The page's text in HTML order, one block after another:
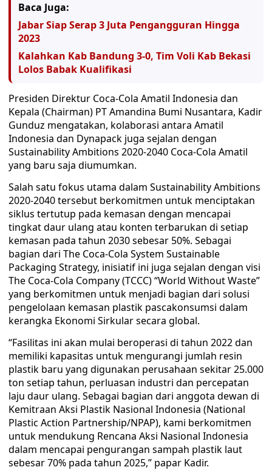
Baca Juga:
Jabar Siap Serap 3 Juta Pengangguran Hingga
2023
Kalahkan Kab Bandung 3-0, Tim Voli Kab Bekasi
Lolos Babak Kualifikasi
Presiden Direktur Coca-Cola Amatil Indonesia dan
Kepala (Chairman) PT Amandina Bumi Nusantara, Kadir
Gunduz mengatakan, kolaborasi antara Amatil
Indonesia dan Dynapack juga sejalan dengan
Sustainability Ambitions 2020-2040 Coca-Cola Amatil
yang baru saja diumumkan.
Salah satu fokus utama dalam Sustainability Ambitions
2020-2040 tersebut berkomitmen untuk menciptakan
siklus tertutup pada kemasan dengan mencapai
tingkat daur ulang atau konten terbarukan di setiap
kemasan pada tahun 2030 sebesar 50%. Sebagai
bagian dari The Coca-Cola System Sustainable
Packaging Strategy, inisiatif ini juga sejalan dengan visi
The Coca-Cola Company (TCCC) “World Without Waste”
yang berkomitmen untuk menjadi bagian dari solusi
pengelolaan kemasan plastik pascakonsumsi dalam
kerangka Ekonomi Sirkular secara global.
“Fasilitas ini akan mulai beroperasi di tahun 2022 dan
memiliki kapasitas untuk mengurangi jumlah resin
plastik baru yang digunakan perusahaan sekitar 25.000
ton setiap tahun, perluasan industri dan percepatan
laju daur ulang. Sebagai bagian dari anggota dewan di
Kemitraan Aksi Plastik Nasional Indonesia (National
Plastic Action Partnership/NPAP), kami berkomitmen
untuk mendukung Rencana Aksi Nasional Indonesia
dalam mencapai pengurangan sampah plastik laut
sebesar 70% pada tahun 2025,” papar Kadir.